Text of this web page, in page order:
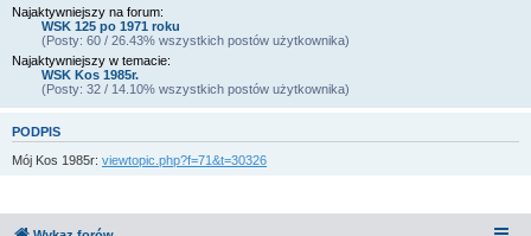
Najaktywniejszy na forum:
WSK 125 po 1971 roku
(Posty: 60 / 26.43% wszystkich postów użytkownika)
Najaktywniejszy w temacie:
WSK Kos 1985r.
(Posty: 32 / 14.10% wszystkich postów użytkownika)
PODPIS
Mój Kos 1985r: viewtopic.php?f=71&t=30326